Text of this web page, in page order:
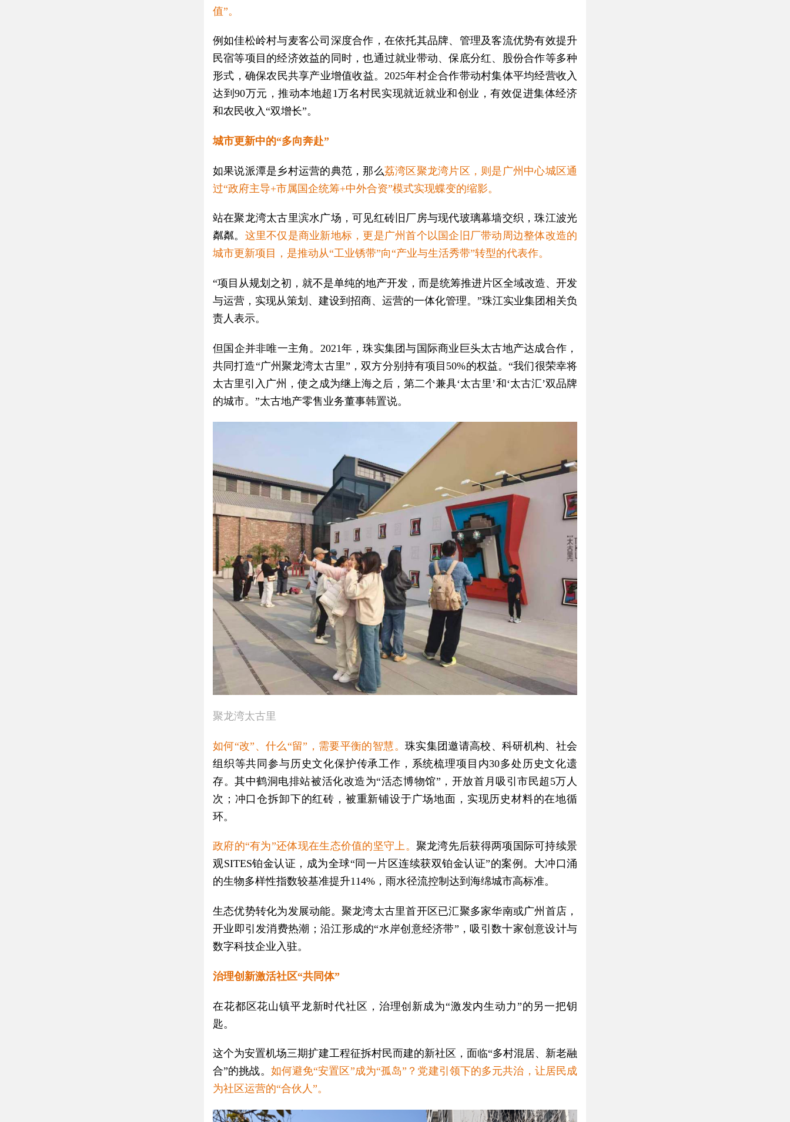
值”。
例如佳松岭村与麦客公司深度合作，在依托其品牌、管理及客流优势有效提升
民宿等项目的经济效益的同时，也通过就业带动、保底分红、股份合作等多种
形式，确保农民共享产业增值收益。2025年村企合作带动村集体平均经营收入
达到90万元，推动本地超1万名村民实现就近就业和创业，有效促进集体经济
和农民收入“双增长”。
城市更新中的“多向奔赴”
如果说派潭是乡村运营的典范，那么荔湾区聚龙湾片区，则是广州中心城区通
过“政府主导+市属国企统筹+中外合资”模式实现蝶变的缩影。
站在聚龙湾太古里滨水广场，可见红砖旧厂房与现代玻璃幕墙交织，珠江波光
粼粼。 这里不仅是商业新地标，更是广州首个以国企旧厂带动周边整体改造的
城市更新项目，是推动从“工业锈带”向“产业与生活秀带”转型的代表作。
“项目从规划之初，就不是单纯的地产开发，而是统筹推进片区全域改造、开发
与运营，实现从策划、建设到招商、运营的一体化管理。”珠江实业集团相关负
责人表示。
但国企并非唯一主角。2021年，珠实集团与国际商业巨头太古地产达成合作，
共同打造“广州聚龙湾太古里”，双方分别持有项目50%的权益。“我们很荣幸将
太古里引入广州，使之成为继上海之后，第二个兼具‘太古里’和‘太古汇’双品牌
的城市。”太古地产零售业务董事韩置说。
聚龙湾太古里
如何“改”、什么“留”，需要平衡的智慧。 珠实集团邀请高校、科研机构、社会
组织等共同参与历史文化保护传承工作，系统梳理项目内30多处历史文化遗
存。其中鹤洞电排站被活化改造为“活态博物馆”，开放首月吸引市民超5万人
次；冲口仓拆卸下的红砖，被重新铺设于广场地面，实现历史材料的在地循
环。
政府的“有为”还体现在生态价值的坚守上。 聚龙湾先后获得两项国际可持续景
观SITES铂金认证，成为全球“同一片区连续获双铂金认证”的案例。大冲口涌
的生物多样性指数较基准提升114%，雨水径流控制达到海绵城市高标准。
生态优势转化为发展动能。聚龙湾太古里首开区已汇聚多家华南或广州首店，
开业即引发消费热潮；沿江形成的“水岸创意经济带”，吸引数十家创意设计与
数字科技企业入驻。
治理创新激活社区“共同体”
在花都区花山镇平龙新时代社区，治理创新成为“激发内生动力”的另一把钥
匙。
这个为安置机场三期扩建工程征拆村民而建的新社区，面临“多村混居、新老融
合”的挑战。 如何避免“安置区”成为“孤岛”？ 党建引领下的多元共治，让居民成
为社区运营的“合伙人”。